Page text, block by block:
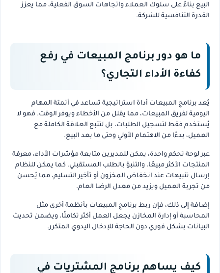
البيع بناءً على سلوك العملاء واتجاهات السوق الفعلية، مما يعزز
القدرة التنافسية للشركة.
ما هو دور برنامج المبيعات في رفع
كفاءة الأداء التجاري؟
يُعد برنامج المبيعات أداة استراتيجية تساعد في أتمتة المهام
اليومية لفريق المبيعات، مما يقلل من الأخطاء ويوفر الوقت. فهو لا
يُستخدم فقط لتسجيل الطلبات، بل لتتبع العلاقة الكاملة مع
العميل، بدءًا من الاهتمام الأولي وحتى ما بعد البيع.
عبر لوحة تحكم واحدة، يمكن للمديرين متابعة مؤشرات الأداء، معرفة
المنتجات الأكثر مبيعًا، والتنبؤ بالطلب المستقبلي. كما يمكن للنظام
إرسال تنبيهات عند انخفاض المخزون أو تأخير التسليم، مما يُحسن
من تجربة العميل ويزيد من معدل الرضا العام.
إضافة إلى ذلك، فإن ربط برنامج المبيعات بأنظمة أخرى مثل
المحاسبة أو إدارة المخازن يجعل العمل أكثر تكاملًا، ويضمن تحديث
البيانات بشكل فوري دون الحاجة للإدخال اليدوي المتكرر.
كيف يساهم برنامج المشتريات في